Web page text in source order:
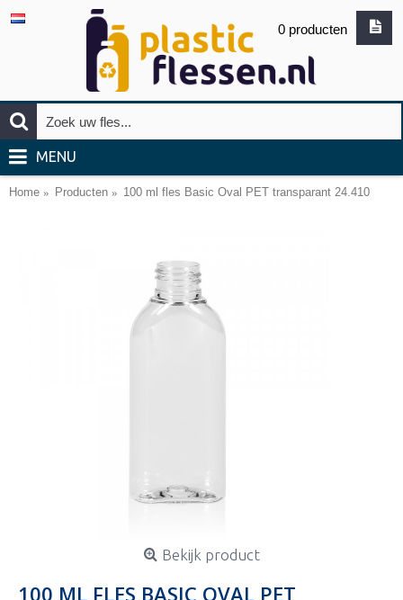
0 producten
MENU
Home Producten 100 ml fles Basic Oval PET transparant 24.410
Bekijk product
100 ML FLES BASIC OVAL PET